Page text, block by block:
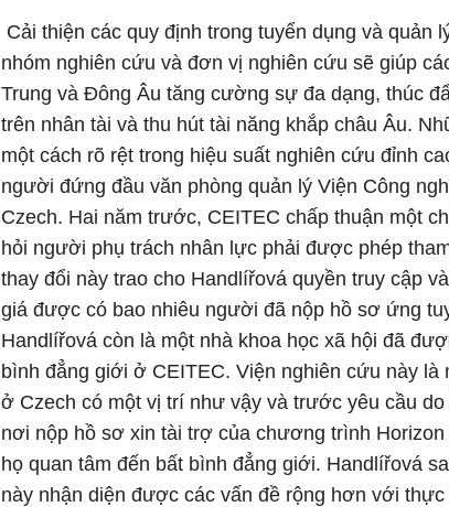
Cải thiện các quy định trong tuyển dụng và quản
nhóm nghiên cứu và đơn vị nghiên cứu sẽ giúp
Trung và Đông Âu tăng cường sự đa dạng, thúc
trên nhân tài và thu hút tài năng khắp châu Âu.
một cách rõ rệt trong hiệu suất nghiên cứu đỉnh
người đứng đầu văn phòng quản lý Viện Công
Czech. Hai năm trước, CEITEC chấp thuận một
hỏi người phụ trách nhân lực phải được phép
thay đổi này trao cho Handlířová quyền truy cập
giá được có bao nhiêu người đã nộp hồ sơ ứng
Handlířová còn là một nhà khoa học xã hội đã
bình đẳng giới ở CEITEC. Viện nghiên cứu này
ở Czech có một vị trí như vậy và trước yêu cầu
nơi nộp hồ sơ xin tài trợ của chương trình
họ quan tâm đến bất bình đẳng giới. Handlířová
này nhận diện được các vấn đề rộng hơn với